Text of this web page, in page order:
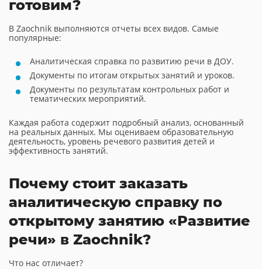
готовим?
В Zaochnik выполняются отчеты всех видов. Самые
популярные:
Аналитическая справка по развитию речи в ДОУ.
Документы по итогам открытых занятий и уроков.
Документы по результатам контрольных работ и
тематических мероприятий.
Каждая работа содержит подробный анализ, основанный
на реальных данных. Мы оцениваем образовательную
деятельность, уровень речевого развития детей и
эффективность занятий.
Почему стоит заказать
аналитическую справку по
открытому занятию «Развитие
речи» в Zaochnik?
Что нас отличает?